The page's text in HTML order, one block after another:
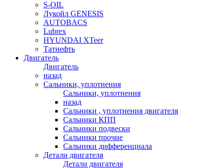
S-OIL
Лукойл GENESIS
AUTOBACS
Lubrex
HYUNDAI XTeer
Татнефть
Двигатель
Двигатель
назад
Сальники, уплотнения
Сальники, уплотнения
назад
Сальники , уплотнения двигателя
Сальники КПП
Сальники подвески
Сальники прочие
Сальники дифференциала
Детали двигателя
Детали двигателя